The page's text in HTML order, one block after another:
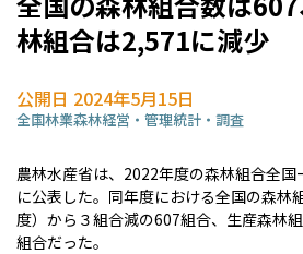
林組合は2,571に減少
公開日 2024年5月15日
全国林業森林経営・管理統計・調査
農林水産省は、2022年度の森林組合全国
に公表した。同年度における全国の森林
度）から３組合減の607組合、生産森林
組合だった。